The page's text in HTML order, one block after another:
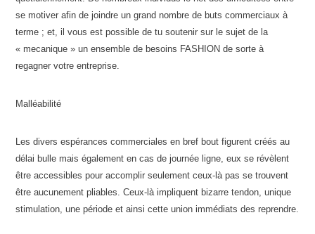
se motiver afin de joindre un grand nombre de buts commerciaux à
terme ; et, il vous est possible de tu soutenir sur le sujet de la
« mecanique » un ensemble de besoins FASHION de sorte à
regagner votre entreprise.
Malléabilité
Les divers espérances commerciales en bref bout figurent créés au
délai bulle mais également en cas de journée ligne, eux se révèlent
être accessibles pour accomplir seulement ceux-là pas se trouvent
être aucunement pliables. Ceux-là impliquent bizarre tendon, unique
stimulation, une période et ainsi cette union immédiats des reprendre.